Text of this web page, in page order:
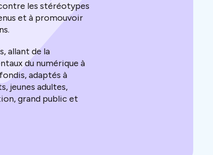
les stéréotypes
et à promouvoir
allant de la
du numérique à
adaptés à
jeunes adultes,
grand public et